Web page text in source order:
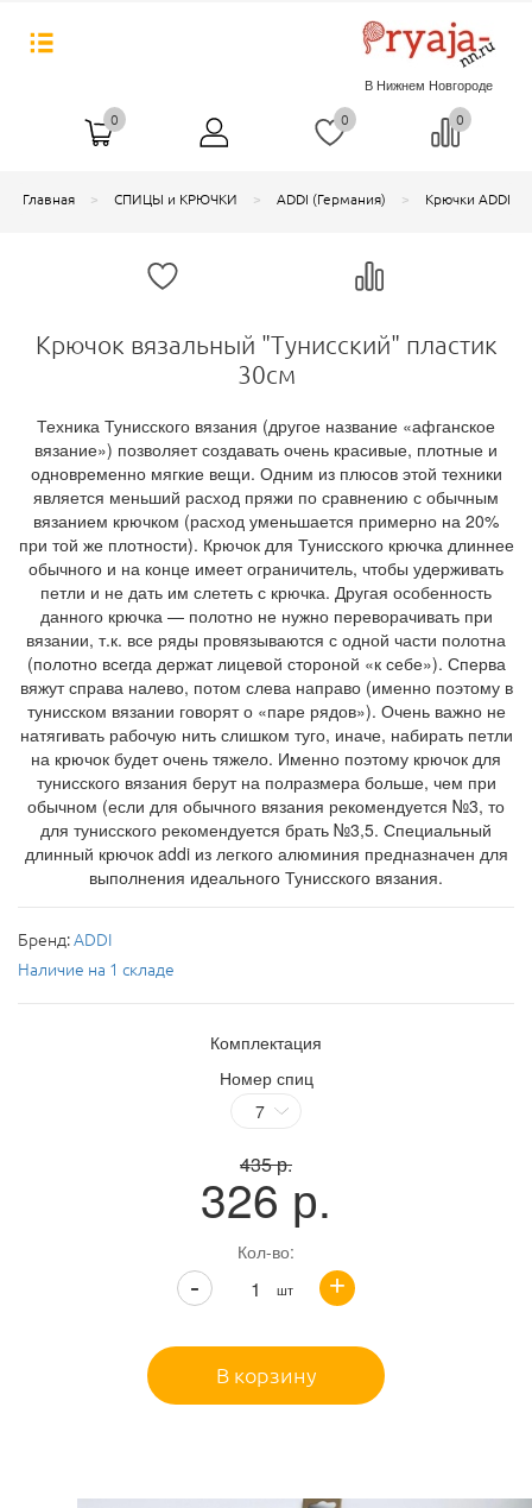
В Нижнем Новгороде
0 0 0
Главная СПИЦЫ и КРЮЧКИ ADDI (Германия) Крючки ADDI
Крючок вязальный "Тунисский" пластик
30см
Техника Тунисского вязания (другое название «афганское
вязание») позволяет создавать очень красивые, плотные и
одновременно мягкие вещи. Одним из плюсов этой техники
является меньший расход пряжи по сравнению с обычным
вязанием крючком (расход уменьшается примерно на 20%
при той же плотности). Крючок для Тунисского крючка длиннее
обычного и на конце имеет ограничитель, чтобы удерживать
петли и не дать им слететь с крючка. Другая особенность
данного крючка — полотно не нужно переворачивать при
вязании, т.к. все ряды провязываются с одной части полотна
(полотно всегда держат лицевой стороной «к себе»). Сперва
вяжут справа налево, потом слева направо (именно поэтому в
тунисском вязании говорят о «паре рядов»). Очень важно не
натягивать рабочую нить слишком туго, иначе, набирать петли
на крючок будет очень тяжело. Именно поэтому крючок для
тунисского вязания берут на полразмера больше, чем при
обычном (если для обычного вязания рекомендуется №3, то
для тунисского рекомендуется брать №3,5. Специальный
длинный крючок addi из легкого алюминия предназначен для
выполнения идеального Тунисского вязания.
Бренд:ADDI
Наличие на 1 складе
Комплектация
Номер спиц
435р.
326 р.
Кол-во:
шт +
-
В корзину